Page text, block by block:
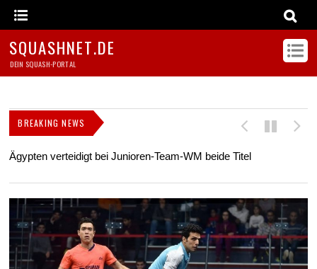
SQUASHNET.DE
DEIN SQUASH-PORTAL
BREAKING NEWS
Ägypten verteidigt bei Junioren-Team-WM beide Titel